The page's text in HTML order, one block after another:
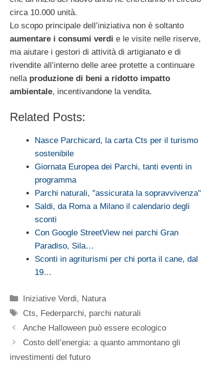
circa 10.000 unità.
Lo scopo principale dell’iniziativa non è soltanto
aumentare i consumi verdi e le visite nelle riserve,
ma aiutare i gestori di attività di artigianato e di
rivendite all’interno delle aree protette a continuare
nella produzione di beni a ridotto impatto
ambientale, incentivandone la vendita.
Related Posts:
Nasce Parchicard, la carta Cts per il turismo
sostenibile
Giornata Europea dei Parchi, tanti eventi in
programma
Parchi naturali, "assicurata la sopravvivenza"
Saldi, da Roma a Milano il calendario degli
sconti
Con Google StreetView nei parchi Gran
Paradiso, Sila…
Sconti in agriturismi per chi porta il cane, dal
19…
Categorie
Iniziative Verdi, Natura
Tag
Cts, Federparchi, parchi naturali
Anche Halloween può essere ecologico
Costo dell’energia: a quanto ammontano gli
investimenti del futuro